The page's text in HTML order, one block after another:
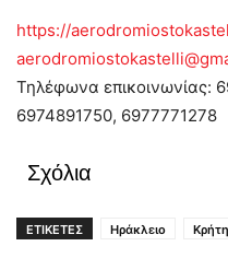
https://
Τηλέφωνα επικοινωνίας:
6974891750, 6977771278
Σχόλια
ΕΤΙΚΕΤΕΣ Ηράκλειο Κρήτη